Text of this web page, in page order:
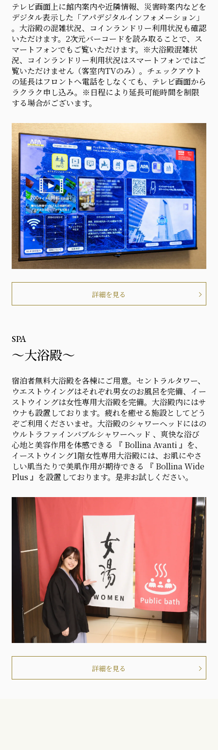
テレビ画面上に館内案内や近隣情報、災害時案内などを
デジタル表示した「アパデジタルインフォメーション」
。大浴殿の混雑状況、コインランドリー利用状況も確認
いただけます。2次元バーコードを読み取ることで、ス
マートフォンでもご覧いただけます。※大浴殿混雑状
況、コインランドリー利用状況はスマートフォンではご
覧いただけません（客室内TVのみ）。チェックアウト
の延長はフロントへ電話をしなくても、テレビ画面から
ラクラク申し込み。※日程により延長可能時間を制限
する場合がございます。
詳細を見る
SPA
～大浴殿～
宿泊者無料大浴殿を各棟にご用意。セントラルタワー、
ウエストウイングはそれぞれ男女のお風呂を完備、イー
ストウイングは女性専用大浴殿を完備。大浴殿内にはサ
ウナも設置しております。疲れを癒せる施設としてどう
ぞご利用くださいませ。大浴殿のシャワーヘッドにはの
ウルトラファインバブルシャワーヘッド 、爽快な浴び
心地と美容作用を体感できる 『 Bollina Avanti 』を、
イーストウイング1階女性専用大浴殿には、お肌にやさ
しい肌当たりで美肌作用が期待できる 『 Bollina Wide
Plus 』を設置しております。是非お試しください。
詳細を見る